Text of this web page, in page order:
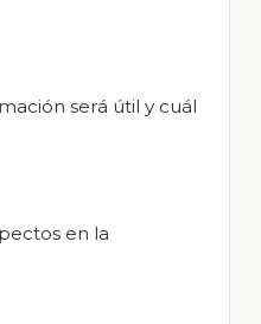
será útil y cuál
en la